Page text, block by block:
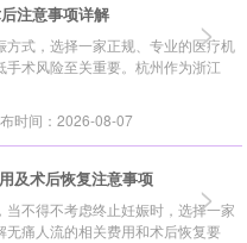
注意事项详解
方式，选择一家正规、专业的医疗机
术风险至关重要。杭州作为浙江
时间：2026-08-07
>
及术后恢复注意事项
不得不考虑终止妊娠时，选择一家
痛人流的相关费用和术后恢复要
>